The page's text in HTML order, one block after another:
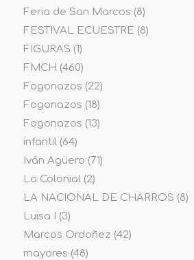
Feria de San Marcos (8)
FESTIVAL ECUESTRE (8)
FIGURAS (1)
FMCH (460)
Fogonazos (22)
Fogonazos (18)
Fogonazos (13)
infantil(64)
Iván Agüero (71)
La Colonial(2)
LA NACIONAL DE CHARROS (8)
Luisa I
(3)
Marcos Ordoñez (42)
mayores (48)